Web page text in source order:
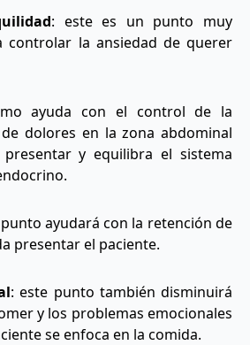
: este es un punto muy
controlar la ansiedad de querer
ayuda con el control de la
dolores en la zona abdominal
y equilibra el sistema
ayudará con la retención de
presentar el paciente.
: este punto también disminuirá
y los problemas emocionales
se enfoca en la comida.